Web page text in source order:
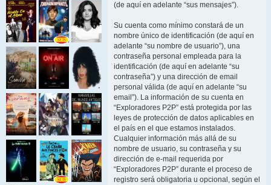
(de aquí en adelante “sus mensajes”).
Su cuenta como mínimo constará de un
nombre único de identificación (de aquí en
adelante “su nombre de usuario”), una
contraseña personal empleada para la
identificación (de aquí en adelante “su
contraseña”) y una dirección de email
personal válida (de aquí en adelante “su
email”). La información de su cuenta en
“Exploradores P2P” está protegida por las
leyes de protección de datos aplicables en
el país en el que estamos instalados.
Cualquier información más allá de su
nombre de usuario, su contraseña y su
dirección de e-mail requerida por
“Exploradores P2P” durante el proceso de
registro será obligatoria u opcional, según el